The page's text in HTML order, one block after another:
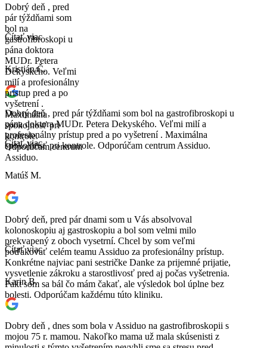
Dobrý deň , pred
pár týždňami som
bol na
gastrofibroskopi u
pána doktora
MUDr. Petera
Dekyského. Veľmi
milí a profesionálny
prístup pred a po
vyšetrení .
Maximálna
spokojnosť pri
kontrole.
Odporúčam centrum
Assiduo.
Čítať viac
Kristián Č.
Dobrý deň , pred pár týždňami som bol na gastrofibroskopi u
pána doktora MUDr. Petera Dekyského. Veľmi milí a
profesionálny prístup pred a po vyšetrení . Maximálna
spokojnosť pri kontrole. Odporúčam centrum Assiduo.
Čítať viac
Matúš M.
Dobrý deň, pred pár dnami som u Vás absolvoval
kolonoskopiu aj gastroskopiu a bol som velmi milo
prekvapený z oboch vysetrní. Chcel by som veľmi
poďakovať celém teamu Assiduo za profesionálny prístup.
Konkrétne najviac pani sestričke Danke za prijemné prijatie,
vysvetlenie zákroku a starostlivosť pred aj počas vyšetrenia.
Fakt som sa bál čo mám čakať, ale výsledok bol úplne bez
bolesti. Odporúčam každému túto kliniku.
Čítať viac
Karin B.
Dobry deň , dnes som bola v Assiduo na gastrofibroskopii s
mojou 75 r. mamou. Nakoľko mama už mala skúsenisti z